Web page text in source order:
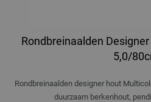
Rondbreinaalden
5,0/
Rondbreinaalden designer hout
duurzaam berkenhout,